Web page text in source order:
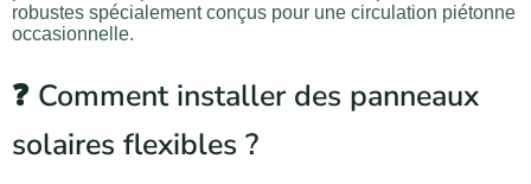
robustes spécialement conçus pour une circulation piétonne
occasionnelle.
❓ Comment installer des panneaux
solaires flexibles ?